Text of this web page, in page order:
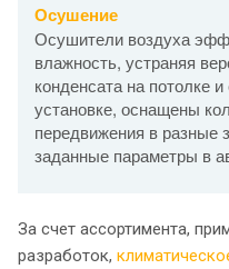
Осушение
Осушители воздуха
влажность, устраняя
конденсата на потолке
установке, оснащены
передвижения в
заданные параметры в
За счет ассортимента,
разработок,